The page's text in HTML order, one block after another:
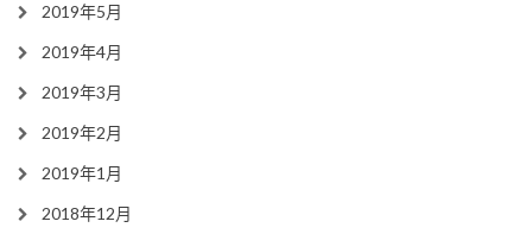
2019年5月
2019年4月
2019年3月
2019年2月
2019年1月
2018年12月